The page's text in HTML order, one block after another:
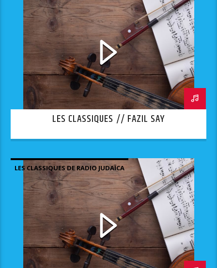
LES CLASSIQUES // FAZIL SAY
LES CLASSIQUES DE RADIO JUDAÏCA